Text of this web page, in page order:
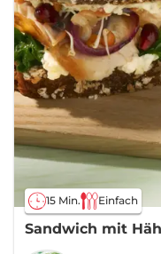
15 Min. Einfach
Sandwich mit